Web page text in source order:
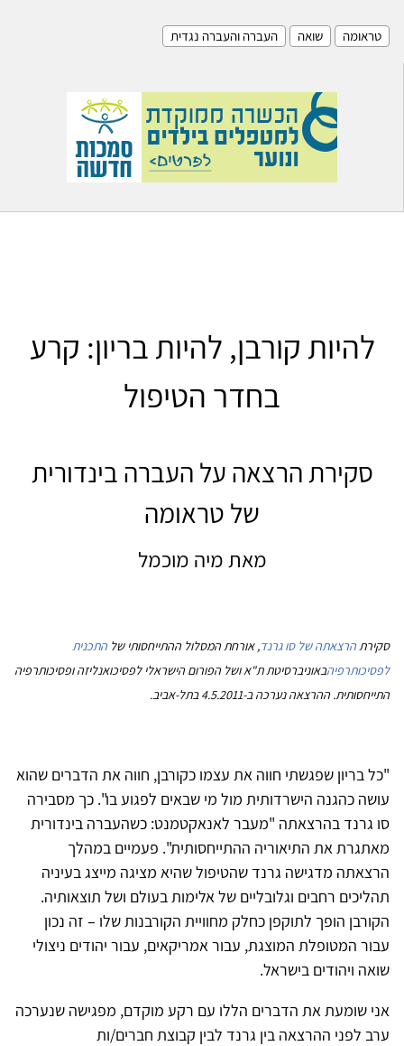
טראומה שואה העברה והעברה נגדית
להיות קורבן, להיות בריון: קרע
בחדר הטיפול
סקירת הרצאה על העברה בינדורית
של טראומה
מאת מיה מוכמל
סקירת הרצאתה של סו גרנד, אורחת המסלול ההתייחסותי של התכנית
לפסיכותרפיהבאוניברסיטת ת"א ושל הפורום הישראלי לפסיכואנליזה ופסיכותרפיה
התייחסותית. ההרצאה נערכה ב-4.5.2011 בתל-אביב.
"כל בריון שפגשתי חווה את עצמו כקורבן, חווה את הדברים שהוא
עושה כהגנה הישרדותית מול מי שבאים לפגוע בו". כך מסבירה
סו גרנד בהרצאתה "מעבר לאנאקטמנט: כשהעברה בינדורית
מאתגרת את התיאוריה ההתייחסותית". פעמיים במהלך
הרצאתה מדגישה גרנד שהטיפול שהיא מציגה מייצג בעיניה
תהליכים רחבים וגלובליים של אלימות בעולם ושל תוצאותיה.
הקורבן הופך לתוקפן כחלק מחוויית הקורבנות שלו – זה נכון
עבור המטופלת המוצגת, עבור אמריקאים, עבור יהודים ניצולי
שואה ויהודים בישראל.
אני שומעת את הדברים הללו עם רקע מוקדם, מפגישה שנערכה
ערב לפני ההרצאה בין גרנד לבין קבוצת חברים/ות